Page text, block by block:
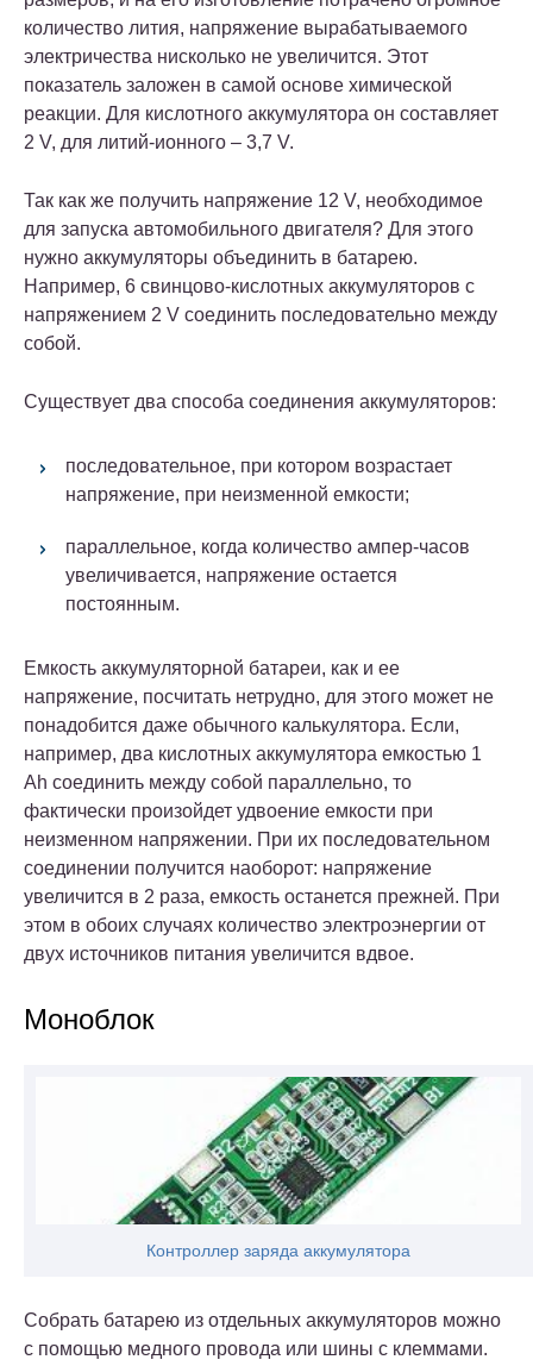
количество лития, напряжение вырабатываемого
электричества нисколько не увеличится. Этот
показатель заложен в самой основе химической
реакции. Для кислотного аккумулятора он составляет
2 V, для литий-ионного – 3,7 V.
Так как же получить напряжение 12 V, необходимое
для запуска автомобильного двигателя? Для этого
нужно аккумуляторы объединить в батарею.
Например, 6 свинцово-кислотных аккумуляторов с
напряжением 2 V соединить последовательно между
собой.
Существует два способа соединения аккумуляторов:
последовательное, при котором возрастает
напряжение, при неизменной емкости;
параллельное, когда количество ампер-часов
увеличивается, напряжение остается
постоянным.
Емкость аккумуляторной батареи, как и ее
напряжение, посчитать нетрудно, для этого может не
понадобится даже обычного калькулятора. Если,
например, два кислотных аккумулятора емкостью 1
Ah соединить между собой параллельно, то
фактически произойдет удвоение емкости при
неизменном напряжении. При их последовательном
соединении получится наоборот: напряжение
увеличится в 2 раза, емкость останется прежней. При
этом в обоих случаях количество электроэнергии от
двух источников питания увеличится вдвое.
Моноблок
Контроллер заряда аккумулятора
Собрать батарею из отдельных аккумуляторов можно
с помощью медного провода или шины с клеммами.